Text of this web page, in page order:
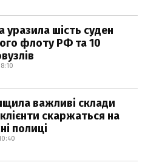
уразила шість суден
флоту РФ та 10
важливі склади
скаржаться на
полиці